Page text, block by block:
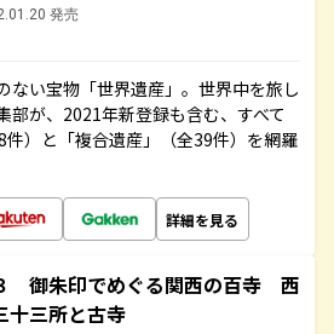
発売
ない宝物「世界遺産」。世界中を旅し
部が、2021年新登録も含む、すべて
）と「複合遺産」（全39件）を網羅
詳細を見る
御朱印でめぐる関西の百寺 西
十三所と古寺